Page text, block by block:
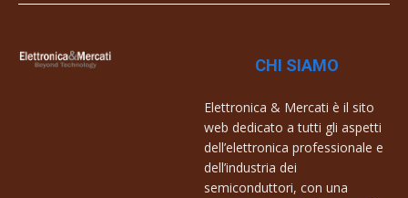
CHI SIAMO
Elettronica & Mercati è il sito
web dedicato a tutti gli aspetti
dell’elettronica professionale e
dell’industria dei
semiconduttori, con una